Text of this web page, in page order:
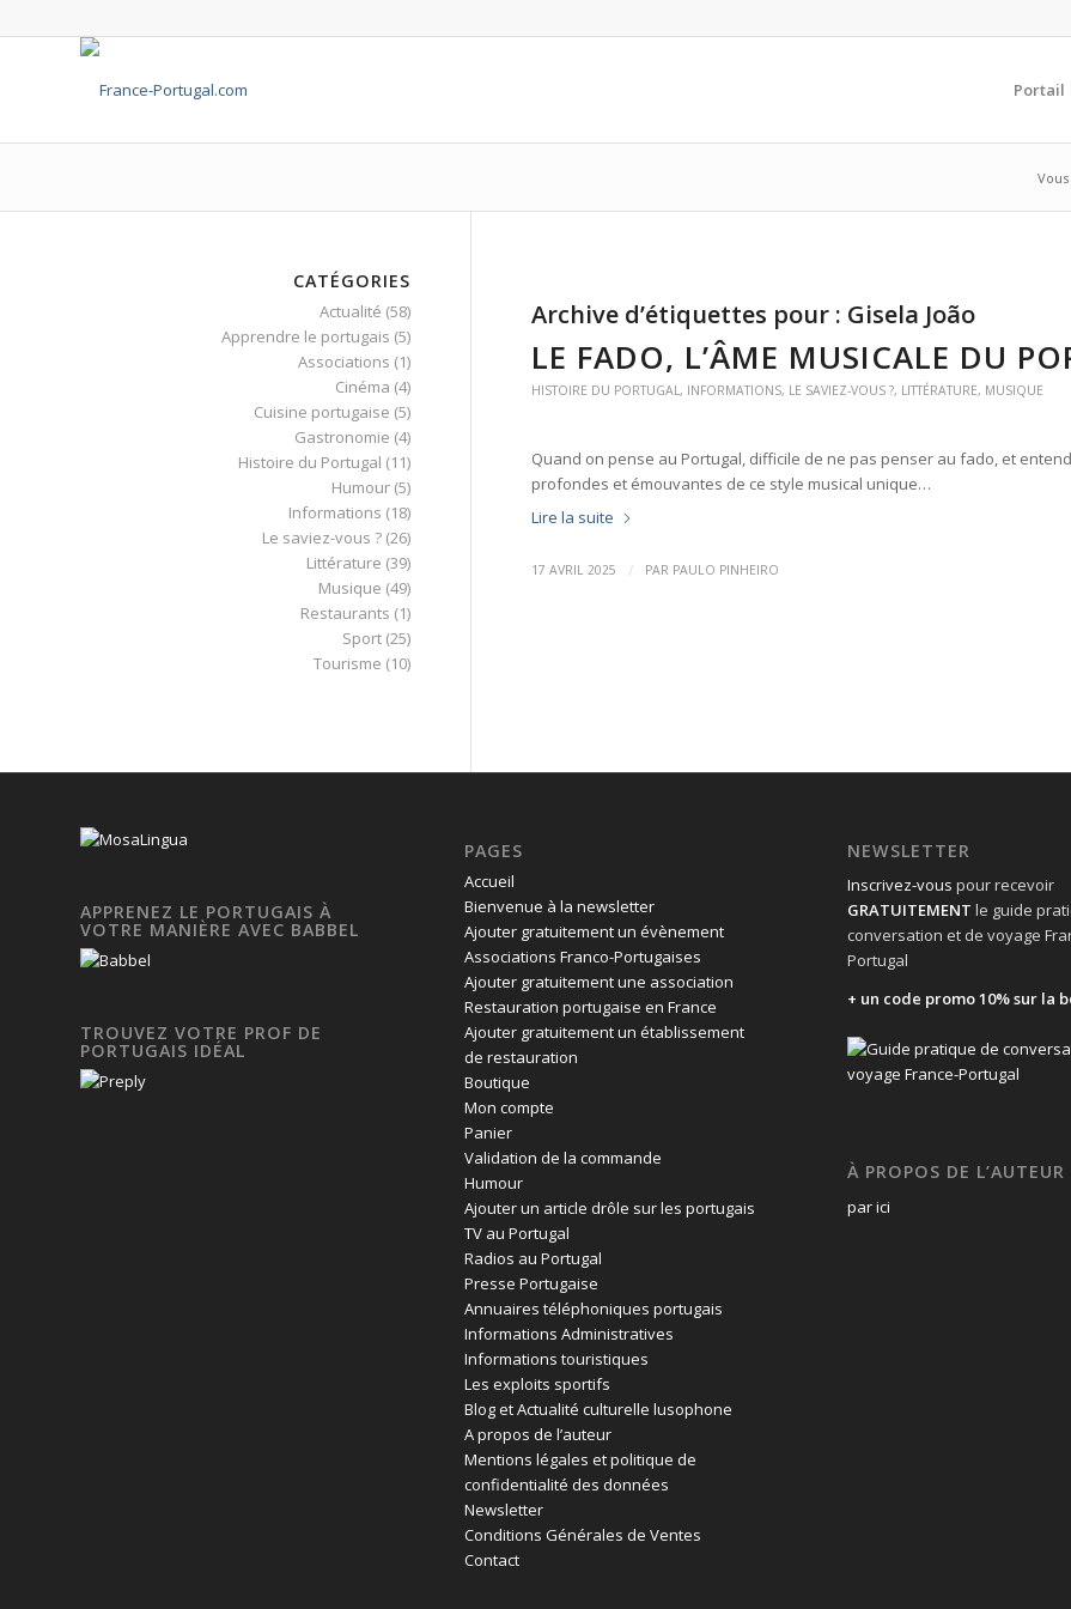
Portail
Archive d’étiquettes pour : Gisela João
LE FADO, L’ÂME MUSICALE DU
HISTOIRE DU PORTUGAL, INFORMATIONS, LE SAVIEZ-VOUS ?, LITTÉRATURE, MUSIQUE
Quand on pense au Portugal, difficile de ne pas penser au fado, et
profondes et émouvantes de ce style musical unique…
Lire la suite
17 AVRIL 2025 / PAR PAULO PINHEIRO
CATÉGORIES
Actualité (58)
Apprendre le portugais (5)
Associations (1)
Cinéma (4)
Cuisine portugaise (5)
Gastronomie (4)
Histoire du Portugal (11)
Humour(5)
Informations (18)
Le saviez-vous ?(26)
Littérature (39)
Musique (49)
Restaurants (1)
Sport(25)
Tourisme (10)
APPRENEZ LE PORTUGAIS À
VOTRE MANIÈRE AVEC BABBEL
TROUVEZ VOTRE PROF DE
PORTUGAIS IDÉAL
PAGES
Accueil
Bienvenue à la newsletter
Ajouter gratuitement un évènement
Associations Franco-Portugaises
Ajouter gratuitement une association
Restauration portugaise en France
Ajouter gratuitement un établissement
de restauration
Boutique
Mon compte
Panier
Validation de la commande
Humour
Ajouter un article drôle sur les portugais
TV au Portugal
Radios au Portugal
Presse Portugaise
Annuaires téléphoniques portugais
Informations Administratives
Informations touristiques
Les exploits sportifs
Blog et Actualité culturelle lusophone
A propos de l’auteur
Mentions légales et politique de
confidentialité des données
Newsletter
Conditions Générales de Ventes
Contact
NEWSLETTER
Inscrivez-vous pour recevoir
GRATUITEMENT le guide
conversation et de voyage
Portugal
+ un code promo 10% sur la
À PROPOS DE L’AUTEUR
par ici